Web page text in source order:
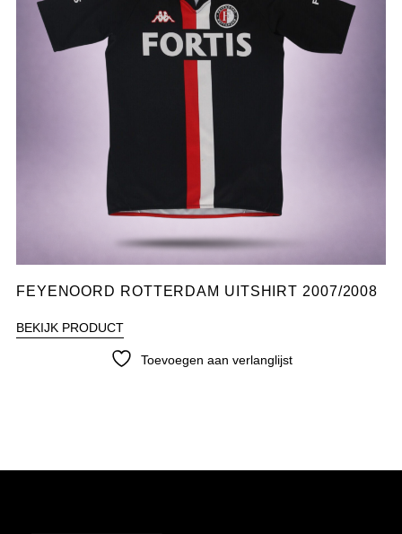
FEYENOORD ROTTERDAM UITSHIRT 2007/2008
BEKIJK PRODUCT
Toevoegen aan verlanglijst